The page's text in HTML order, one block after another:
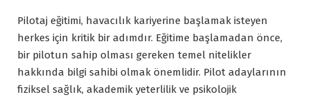
Pilotaj eğitimi, havacılık kariyerine başlamak isteyen
herkes için kritik bir adımdır. Eğitime başlamadan önce,
bir pilotun sahip olması gereken temel nitelikler
hakkında bilgi sahibi olmak önemlidir. Pilot adaylarının
fiziksel sağlık, akademik yeterlilik ve psikolojik